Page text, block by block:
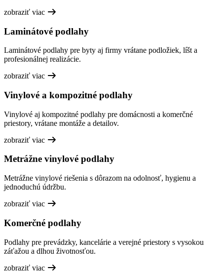
zobraziť viac
Laminátové podlahy
Laminátové podlahy pre byty aj firmy vrátane podložiek, líšt a
profesionálnej realizácie.
zobraziť viac
Vinylové a kompozitné podlahy
Vinylové aj kompozitné podlahy pre domácnosti a komerčné
priestory, vrátane montáže a detailov.
zobraziť viac
Metrážne vinylové podlahy
Metrážne vinylové riešenia s dôrazom na odolnosť, hygienu a
jednoduchú údržbu.
zobraziť viac
Komerčné podlahy
Podlahy pre prevádzky, kancelárie a verejné priestory s vysokou
záťažou a dlhou životnosťou.
zobraziť viac